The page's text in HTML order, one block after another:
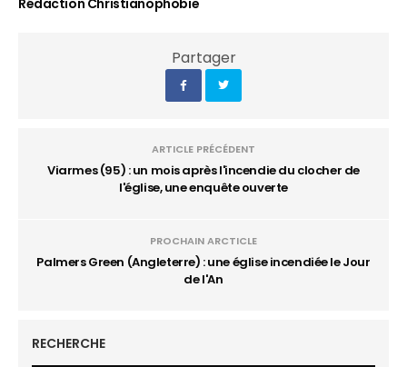
Rédaction Christianophobie
Partager
ARTICLE PRÉCÉDENT
Viarmes (95) : un mois après l'incendie du clocher de
l'église, une enquête ouverte
PROCHAIN ARCTICLE
Palmers Green (Angleterre) : une église incendiée le Jour
de l'An
RECHERCHE